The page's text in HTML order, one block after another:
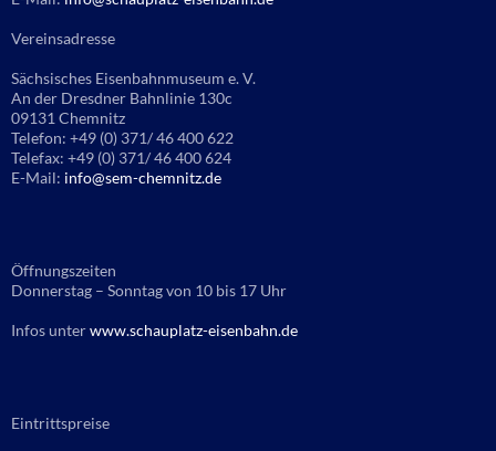
Vereinsadresse
Sächsisches Eisenbahnmuseum e. V.
An der Dresdner Bahnlinie 130c
09131 Chemnitz
Telefon: +49 (0) 371/ 46 400 622
Telefax: +49 (0) 371/ 46 400 624
E-Mail: info@sem-chemnitz.de
Öffnungszeiten
Donnerstag – Sonntag von 10 bis 17 Uhr
Infos unterwww.schauplatz-eisenbahn.de
Eintrittspreise